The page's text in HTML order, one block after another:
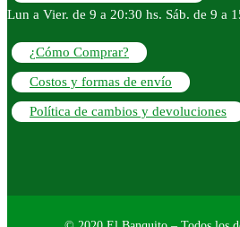
Lun a Vier. de 9 a 20:30 hs. Sáb. de 9 a
¿Cómo Comprar?
Costos y formas de envío
Política de cambios y devoluciones